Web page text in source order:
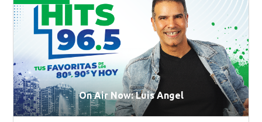
On Air Now: Luis Angel